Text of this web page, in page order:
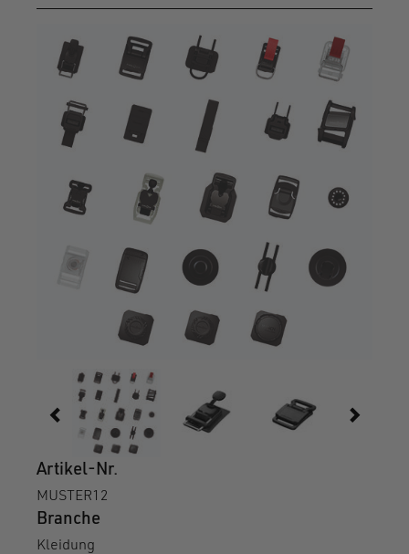
Artikel-Nr.
MUSTER12
Branche
Kleidung